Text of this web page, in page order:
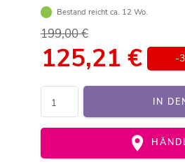
Bestand reicht ca. 12 Wo.
199,00 €
125,21 € -
IN